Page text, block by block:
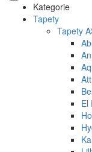
Kategorie
Tapety
Tapety
El